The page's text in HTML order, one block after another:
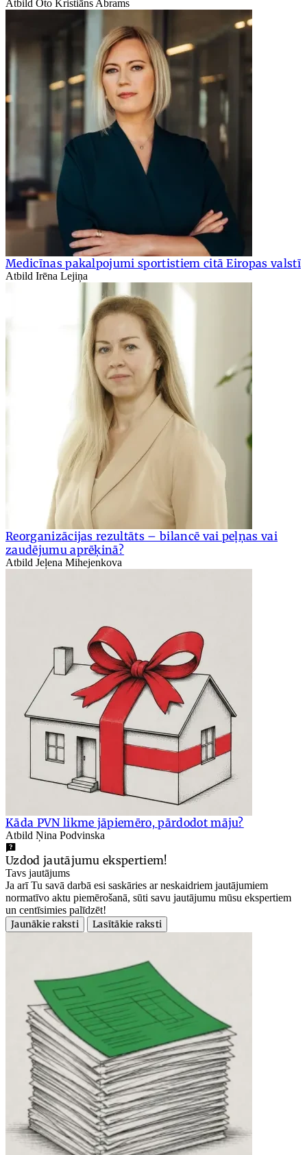
Atbild Oto Kristiāns Abrams
Medicīnas pakalpojumi sportistiem citā Eiropas valstī
Atbild Irēna Lejiņa
Reorganizācijas rezultāts – bilancē vai peļņas vai
zaudējumu aprēķinā?
Atbild Jeļena Mihejenkova
Kāda PVN likme jāpiemēro, pārdodot māju?
Atbild Ņina Podvinska
Uzdod jautājumu ekspertiem!
Tavs jautājums
Ja arī Tu savā darbā esi saskāries ar neskaidriem jautājumiem
normatīvo aktu piemērošanā, sūti savu jautājumu mūsu ekspertiem
un centīsimies palīdzēt!
Jaunākie raksti
Lasītākie raksti